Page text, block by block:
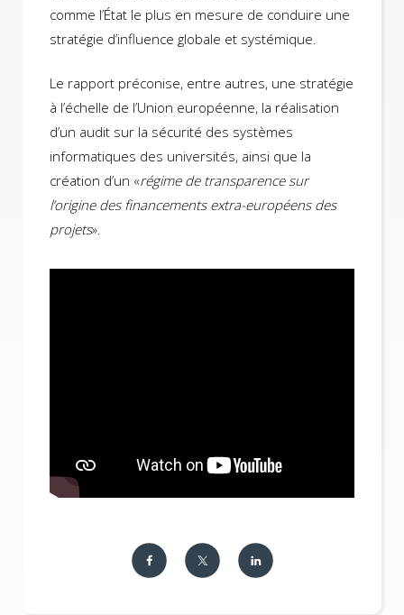
comme l’État le plus en mesure de conduire une
stratégie d’influence globale et systémique.
Le rapport préconise, entre autres, une stratégie
à l’échelle de l’Union européenne, la réalisation
d’un audit sur la sécurité des systèmes
informatiques des universités, ainsi que la
création d’un «régime de transparence sur
l’origine des financements extra-européens des
projets».